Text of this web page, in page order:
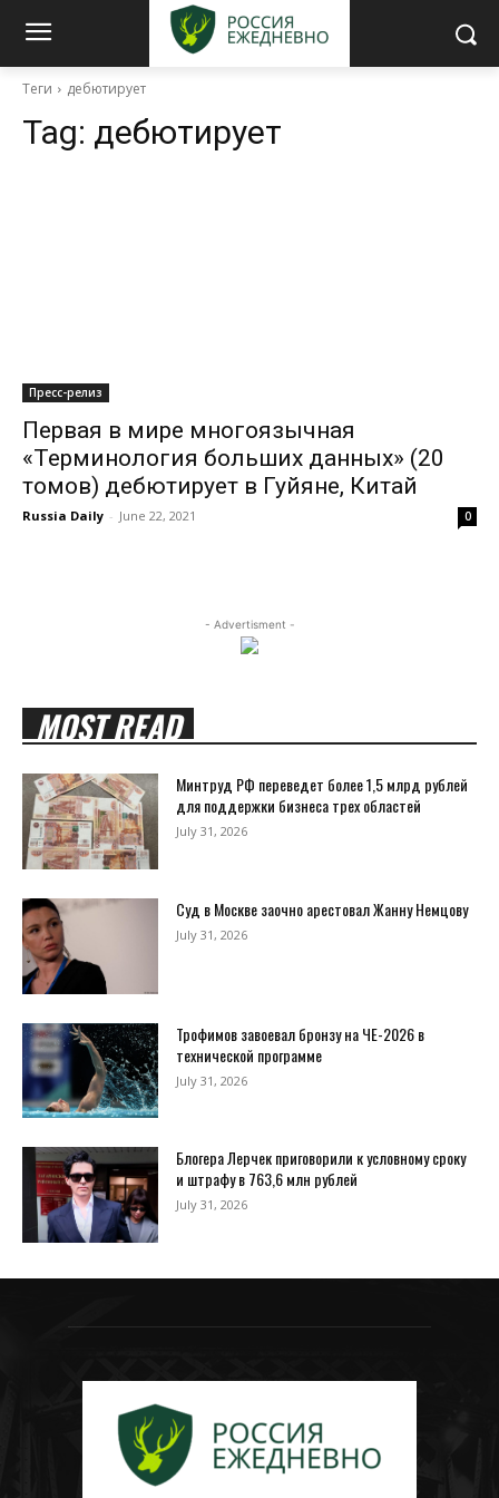
Теги дебютирует
Tag: дебютирует
Пресс-релиз
Первая в мире многоязычная
«Терминология больших данных» (20
томов) дебютирует в Гуйяне, Китай
Russia Daily - June 22, 2021 0
- Advertisment -
MOST READ
Минтруд РФ переведет более 1,5 млрд рублей
для поддержки бизнеса трех областей
July 31, 2026
Суд в Москве заочно арестовал Жанну Немцову
July 31, 2026
Трофимов завоевал бронзу на ЧЕ-2026 в
технической программе
July 31, 2026
Блогера Лерчек приговорили к условному сроку
и штрафу в 763,6 млн рублей
July 31, 2026